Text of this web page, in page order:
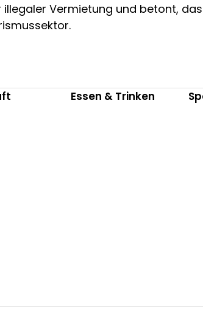
Vermietung und betont,
Essen & Trinken